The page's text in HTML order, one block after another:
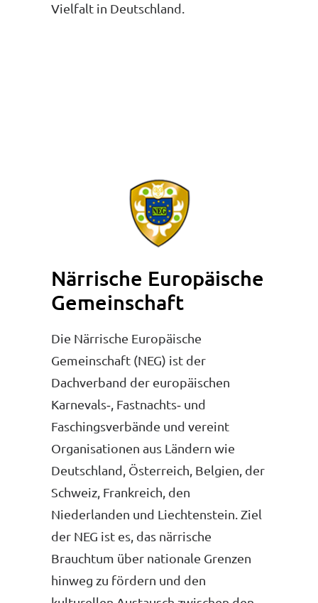
Vielfalt in Deutschland.
Närrische Europäische
Gemeinschaft
Die Närrische Europäische
Gemeinschaft (NEG) ist der
Dachverband der europäischen
Karnevals‑, Fastnachts‑ und
Faschingsverbände und vereint
Organisationen aus Ländern wie
Deutschland, Österreich, Belgien, der
Schweiz, Frankreich, den
Niederlanden und Liechtenstein. Ziel
der NEG ist es, das närrische
Brauchtum über nationale Grenzen
hinweg zu fördern und den